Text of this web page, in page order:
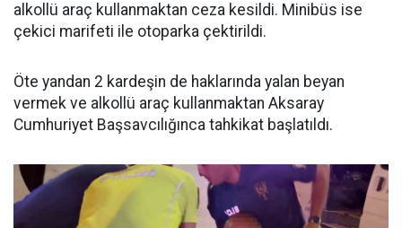
alkollü araç kullanmaktan ceza kesildi. Minibüs ise
çekici marifeti ile otoparka çektirildi.
Öte yandan 2 kardeşin de haklarında yalan beyan
vermek ve alkollü araç kullanmaktan Aksaray
Cumhuriyet Başsavcılığınca tahkikat başlatıldı.